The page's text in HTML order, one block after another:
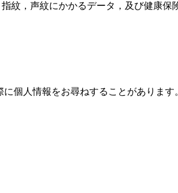
紋，声紋にかかるデータ，及び健康
個人情報をお尋ねすることがあります